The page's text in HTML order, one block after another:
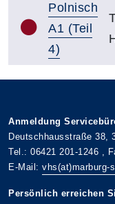
Polnisch
A1 (Teil
4)
Anmeldung
Deutschhausstraße 38,
Tel.: 06421 201-1246 ,
E-Mail: vhs(at)marburg-
Persönlich erreichen